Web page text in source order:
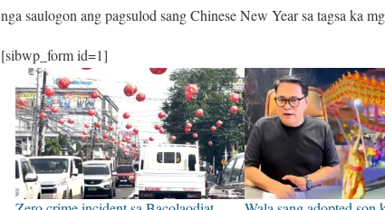
nga saulogon ang pagsulod sang Chinese New Year sa tagsa ka
[sibwp_form id=1]